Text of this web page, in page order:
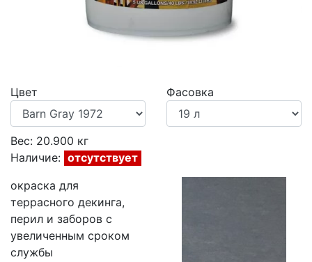
Цвет Фасовка
Вес: 20.900 кг
Наличие: отсутствует
окраска для
террасного декинга,
перил и заборов с
увеличенным сроком
службы